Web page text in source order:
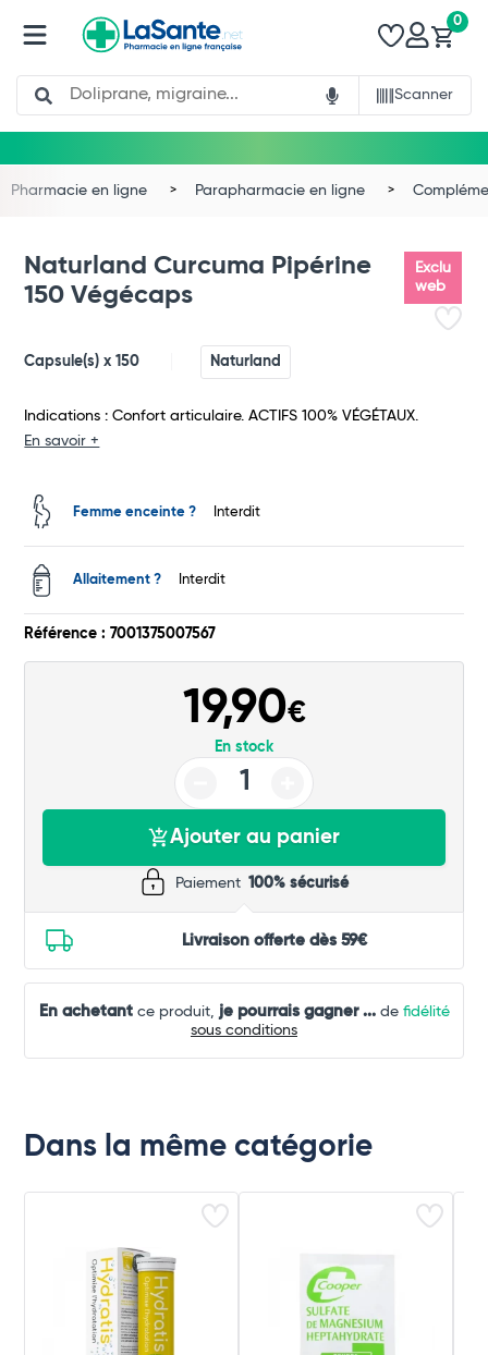
Search
Scanner
0
Total
Pharmacie en ligne Parapharmacie en ligne
Exclu
web
Naturland Curcuma Pipérine
150 Végécaps
Capsule(s) x 150 Naturland
Indications : Confort articulaire. ACTIFS 100% VÉGÉTAUX.
En savoir +
Femme enceinte ? Interdit
Allaitement ? Interdit
Référence : 7001375007567
19,90€
En stock
Ajouter au panier
Paiement 100% sécurisé
Livraison offerte dès 59€
En achetantce produit, je pourrais gagner ...de fidélité
sous conditions
Dans la même catégorie